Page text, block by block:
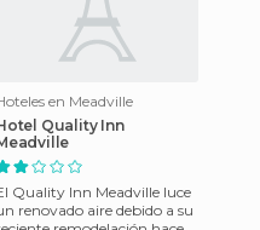
en Meadville
Quality Inn
Quality Inn Meadville luce
renovado aire debido a su